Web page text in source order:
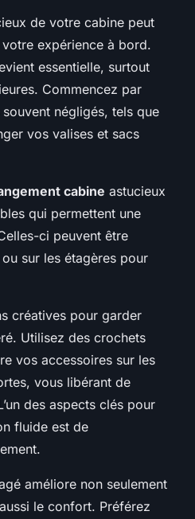
de votre cabine peut
expérience à bord.
essentielle, surtout
Commencez par
négligés, tels que
vos valises et sacs
cabine astucieux
qui permettent une
ci peuvent être
sur les étagères pour
créatives pour garder
Utilisez des crochets
vos accessoires sur les
vous libérant de
des aspects clés pour
fluide est de
améliore non seulement
le confort. Préférez